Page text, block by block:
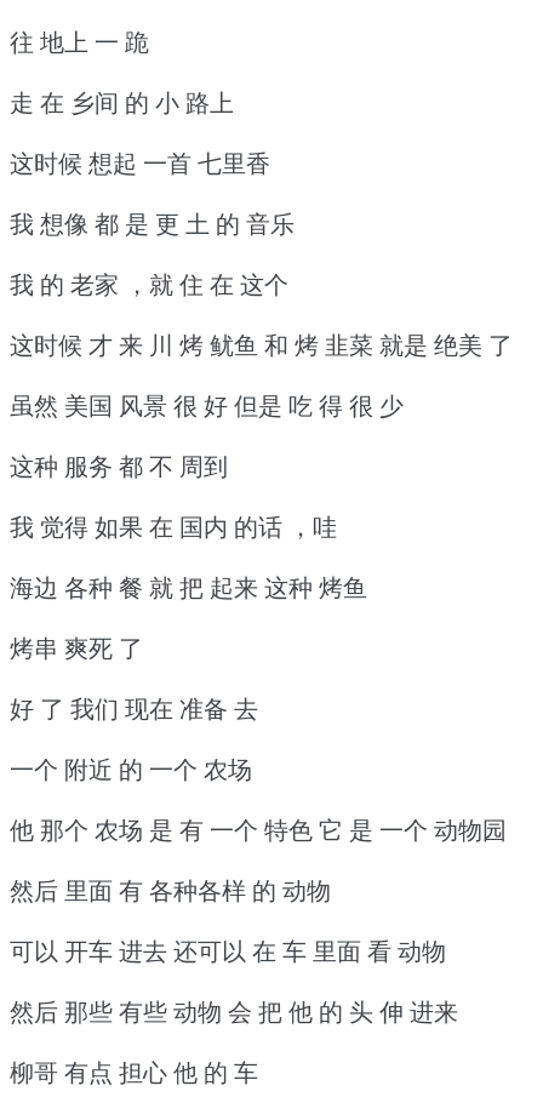
往 地上 一 跪
走 在 乡间 的 小 路上
这时候 想起 一首 七里香
我 想像 都 是 更 土 的 音乐
我 的 老家 ，就 住 在 这个
这时候 才 来 川 烤 鱿鱼 和 烤 韭菜 就是 绝美 了
虽然 美国 风景 很 好 但是 吃 得 很 少
这种 服务 都 不 周到
我 觉得 如果 在 国内 的话 ，哇
海边 各种 餐 就 把 起来 这种 烤鱼
烤串 爽死 了
好 了 我们 现在 准备 去
一个 附近 的 一个 农场
他 那个 农场 是 有 一个 特色 它 是 一个 动物园
然后 里面 有 各种各样 的 动物
可以 开车 进去 还可以 在 车 里面 看 动物
然后 那些 有些 动物 会 把 他 的 头 伸 进来
柳哥 有点 担心 他 的 车